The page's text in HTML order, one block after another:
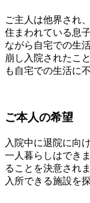
ご主人は他界され
住まわれている息
ながら自宅での生
崩し入院されたこ
も自宅での生活に
ご本人の希望
入院中に退院に向
一人暮らしはでき
ることを決意され
入所できる施設を